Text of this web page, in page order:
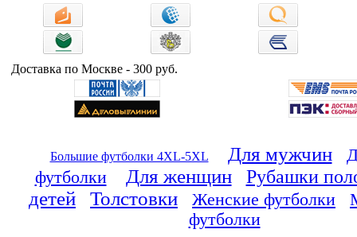
Доставка по Москве - 300 руб.
Большие футболки 4XL-5XL Для мужчин
футболки
Для женщин Рубашки
детей Толстовки Женские футболки
футболки